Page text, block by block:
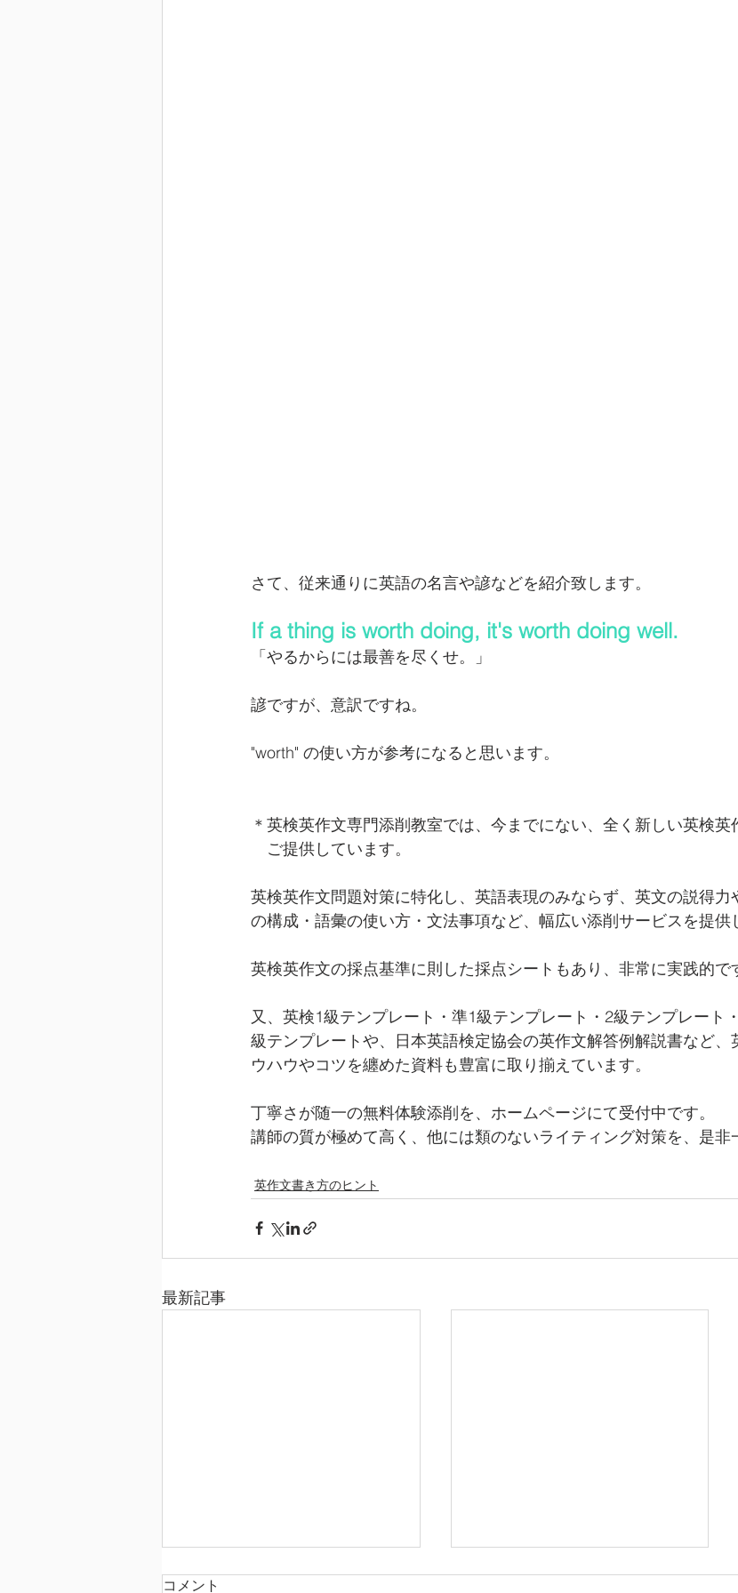
さて、従来通りに英語の名言や諺などを紹介致します。
If a thing is worth doing, it's worth doing well.
「やるからには最善を尽くせ。」
諺ですが、意訳ですね。
"worth" の使い方が参考になると思います。
＊英検英作文専門添削教室では、今までにない、全く新しい英検
ご提供しています。
英検英作文問題対策に特化し、英語表現のみならず、英文の説得力
の構成・語彙の使い方・文法事項など、幅広い添削サービスを提供
英検英作文の採点基準に則した採点シートもあり、非常に実践的で
又、英検1級テンプレート・準1級テンプレート・2級テンプレート
級テンプレートや、日本英語検定協会の英作文解答例解説書など、
ウハウやコツを纏めた資料も豊富に取り揃えています。
丁寧さが随一の無料体験添削を、ホームページにて受付中です。
講師の質が極めて高く、他には類のないライティング対策を、是非
英作文書き方のヒント
最新記事
コメント